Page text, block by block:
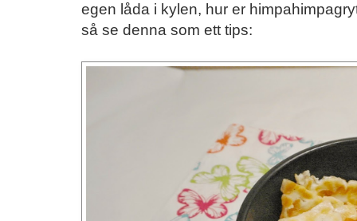
egen låda i kylen, hur er
så se denna som ett tips: